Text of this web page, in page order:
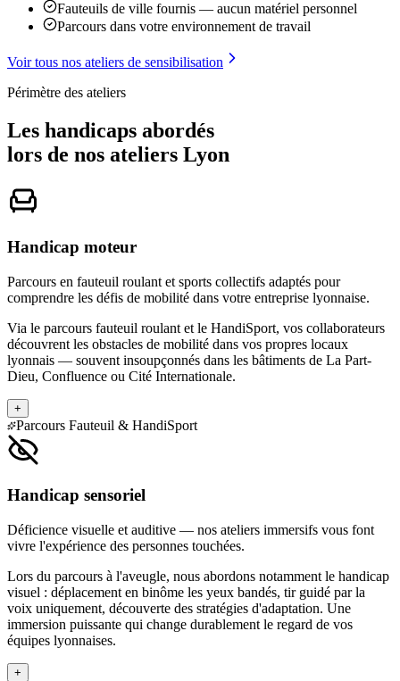
Fauteuils de ville fournis — aucun matériel personnel
Parcours dans votre environnement de travail
Voir tous nos ateliers de sensibilisation
Périmètre des ateliers
Les handicaps abordés
lors de nos ateliers Lyon
Handicap moteur
Parcours en fauteuil roulant et sports collectifs adaptés pour
comprendre les défis de mobilité dans votre entreprise lyonnaise.
Via le parcours fauteuil roulant et le HandiSport, vos collaborateurs
découvrent les obstacles de mobilité dans vos propres locaux
lyonnais — souvent insoupçonnés dans les bâtiments de La Part-
Dieu, Confluence ou Cité Internationale.
+
Parcours Fauteuil & HandiSport
Handicap sensoriel
Déficience visuelle et auditive — nos ateliers immersifs vous font
vivre l'expérience des personnes touchées.
Lors du parcours à l'aveugle, nous abordons notamment le handicap
visuel : déplacement en binôme les yeux bandés, tir guidé par la
voix uniquement, découverte des stratégies d'adaptation. Une
immersion puissante qui change durablement le regard de vos
équipes lyonnaises.
+